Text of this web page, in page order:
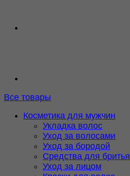
Все товары
Косметика для мужчин
Укладка волос
Уход за волосами
Уход за бородой
Средства для бритья
Уход за лицом